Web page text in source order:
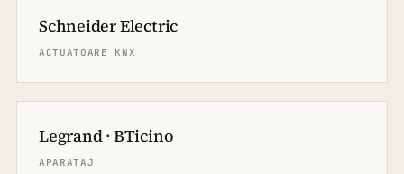
Schneider Electric
ACTUATOARE KNX
Legrand · BTicino
APARATAJ